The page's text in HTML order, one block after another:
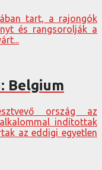
tart, a rajongók
és rangsorolják a
Belgium
ország az
indítottak
az eddigi egyetlen